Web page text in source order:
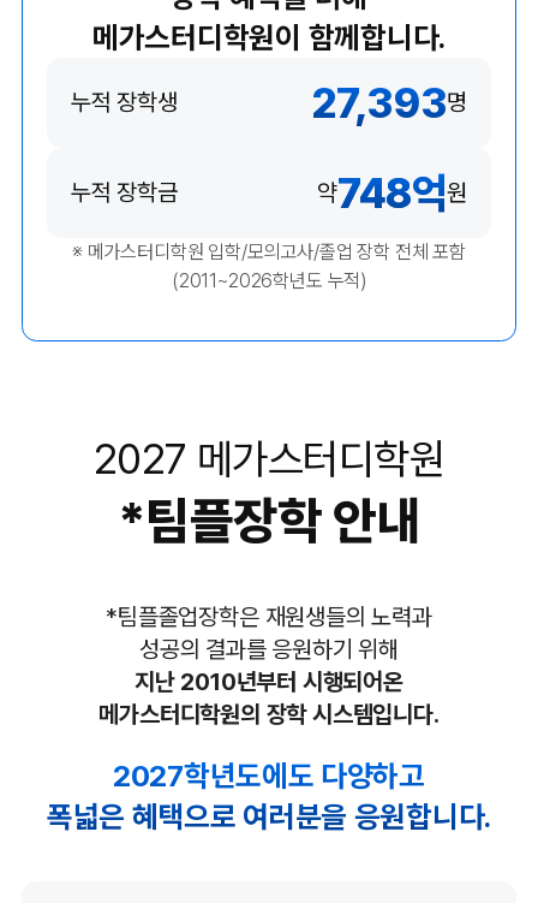
메가스터디학원이 함께합니다.
누적 장학생 27,393명
누적 장학금 약748억원
※ 메가스터디학원 입학/모의고사/졸업 장학 전체 포함
(2011~2026학년도 누적)
2027 메가스터디학원
*팀플장학 안내
*팀플졸업장학은 재원생들의 노력과
성공의 결과를 응원하기 위해
지난 2010년부터 시행되어온
메가스터디학원의 장학 시스템입니다.
2027학년도에도 다양하고
폭넓은 혜택으로 여러분을 응원합니다.